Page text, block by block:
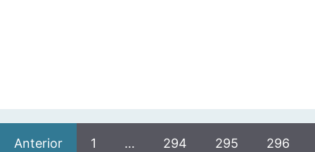
Anterior 1 … 294 295 296